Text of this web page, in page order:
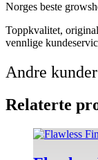
Norges beste
Toppkvalitet,
vennlige
Andre
Relaterte
Dette